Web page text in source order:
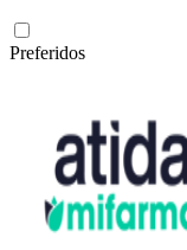
Amazon
Accesorios
Hogar y
Preferidos